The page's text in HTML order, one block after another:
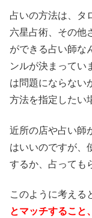
占いの方法は、タ
六星占術、その他
ができる占い師な
ンルが決まってい
は問題にならない
方法を指定したい
近所の店や占い師
はいいのですが、
するか、占っても
このように考える
とマッチすること